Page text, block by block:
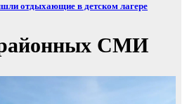
отдыхающие в детском лагере